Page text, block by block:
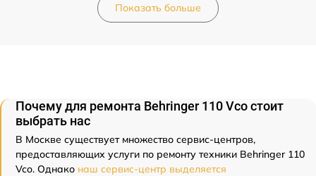
Показать больше
Почему для ремонта Behringer 110 Vco стоит
выбрать нас
В Москве существует множество сервис-центров,
предоставляющих услуги по ремонту техники Behringer 110
Vco. Однако наш сервис-центр выделяется